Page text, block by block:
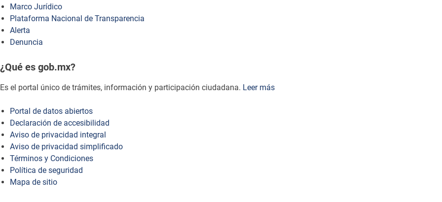
Marco Jurídico
Plataforma Nacional de Transparencia
Alerta
Denuncia
¿Qué es gob.mx?
Es el portal único de trámites, información y participación ciudadana. Leer más
Portal de datos abiertos
Declaración de accesibilidad
Aviso de privacidad integral
Aviso de privacidad simplificado
Términos y Condiciones
Política de seguridad
Mapa de sitio